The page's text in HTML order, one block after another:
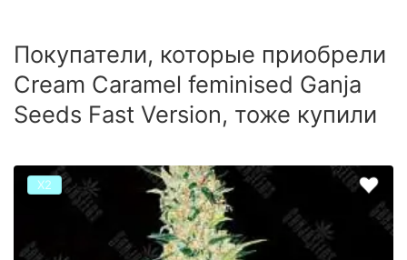
Покупатели, которые приобрели
Cream Caramel feminised Ganja
Seeds Fast Version, тоже купили
Х2